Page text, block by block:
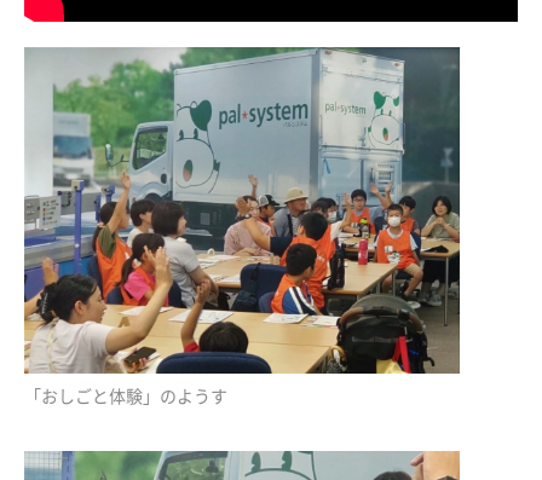
「おしごと体験」のようす